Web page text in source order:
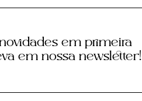
em primeira
em nossa newsletter!